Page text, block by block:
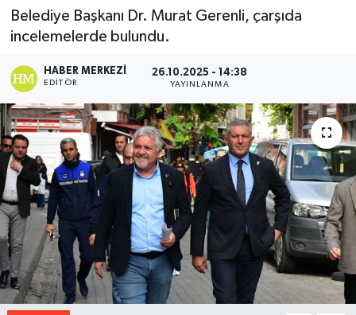
Belediye Başkanı Dr. Murat Gerenli, çarşıda
incelemelerde bulundu.
HABER MERKEZI
EDITÖR
26.10.2025 - 14:38
YAYINLANMA
Siyaset
Kültür Sanat
Sağlık
Tüm Manşetler